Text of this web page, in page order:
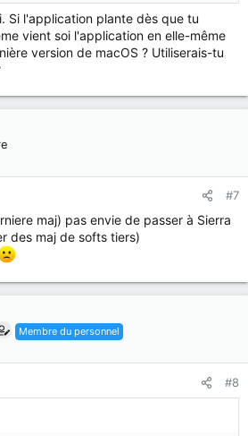
Si l'application plante dès que tu
vient soi l'application en elle-même
version de macOS ? Utiliserais-tu
#7
maj) pas envie de passer à Sierra
des maj de softs tiers)
Membre du personnel
#8